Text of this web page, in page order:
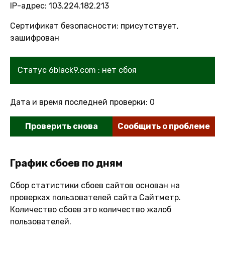
IP-адрес: 103.224.182.213
Сертификат безопасности: присутствует,
зашифрован
Статус 6black9.com : нет сбоя
Дата и время последней проверки: 0
Проверить снова Сообщить о проблеме
График сбоев по дням
Сбор статистики сбоев сайтов основан на
проверках пользователей сайта Сайтметр.
Количество сбоев это количество жалоб
пользователей.